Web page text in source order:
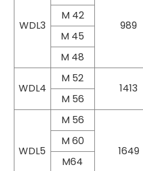
WDL3 989
M 42
M 45
M 48
WDL4
M 52
1413
M 56
WDL5
M 56
1649
M 60
M64